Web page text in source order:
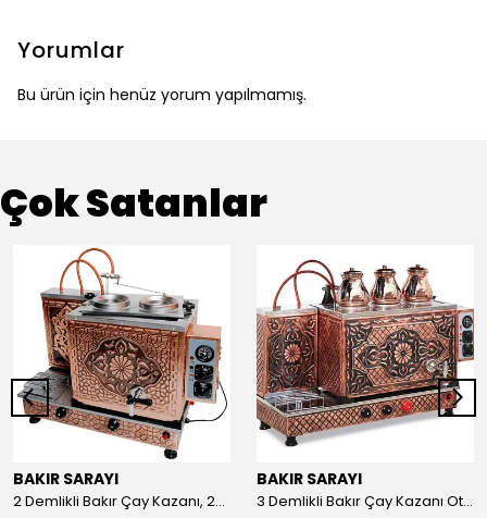
Yorumlar
Bu ürün için henüz yorum yapılmamış.
Çok Satanlar
BAKIR SARAYI
2 Demlikli Bakır Çay Kazanı, 25 Litre
BAKIR SARAYI
3 Demlikli Bakır Çay Kazanı Otomatik, 30 Litre